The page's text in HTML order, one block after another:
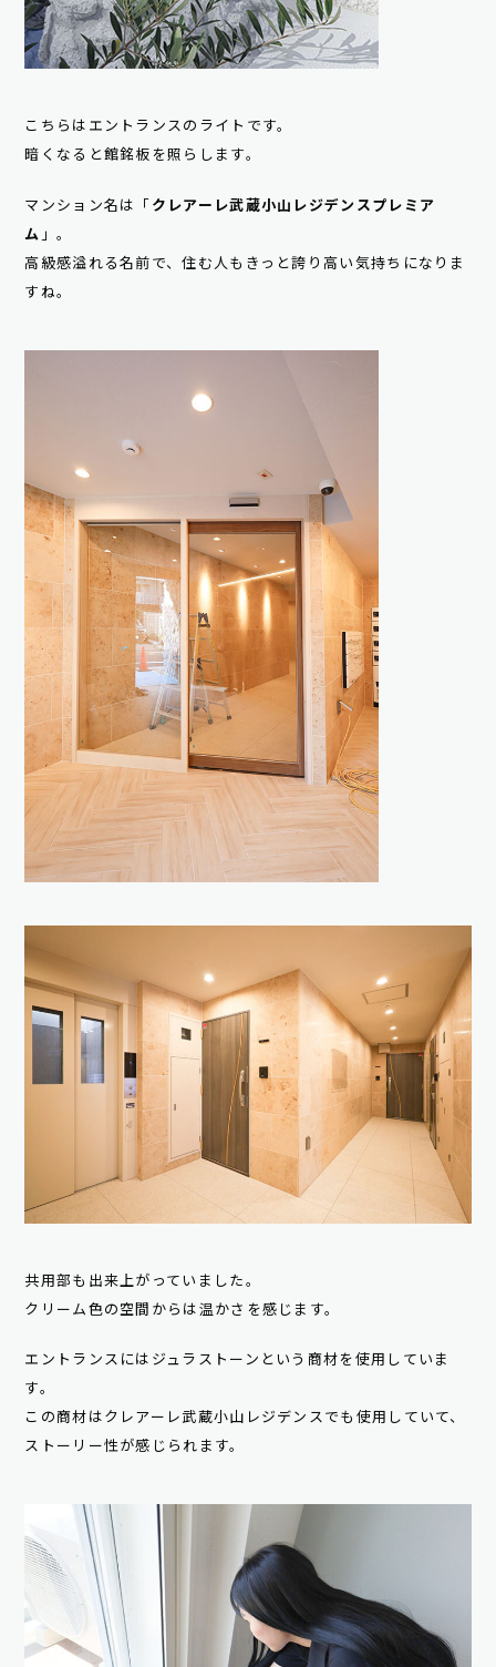
こちらはエントランスのライトです。
暗くなると館銘板を照らします。
マンション名は「 クレアーレ武蔵小山レジデンスプレミア
ム 」。
高級感溢れる名前で、住む人もきっと誇り高い気持ちになりま
すね。
共用部も出来上がっていました。
クリーム色の空間からは温かさを感じます。
エントランスにはジュラストーンという商材を使用していま
す。
この商材はクレアーレ武蔵小山レジデンスでも使用していて、
ストーリー性が感じられます。